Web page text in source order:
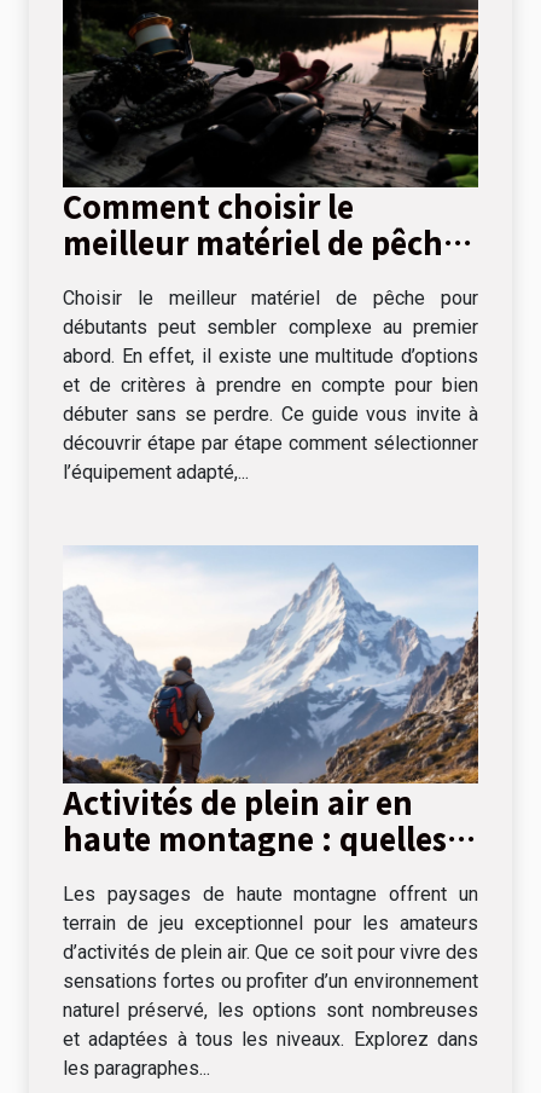
Comment choisir le
meilleur matériel de pêche
pour débutants
Choisir le meilleur matériel de pêche pour
débutants peut sembler complexe au premier
abord. En effet, il existe une multitude d’options
et de critères à prendre en compte pour bien
débuter sans se perdre. Ce guide vous invite à
découvrir étape par étape comment sélectionner
l’équipement adapté,...
Activités de plein air en
haute montagne : quelles
Les paysages de haute montagne offrent un
terrain de jeu exceptionnel pour les amateurs
d’activités de plein air. Que ce soit pour vivre des
sensations fortes ou profiter d’un environnement
naturel préservé, les options sont nombreuses
et adaptées à tous les niveaux. Explorez dans
les paragraphes...